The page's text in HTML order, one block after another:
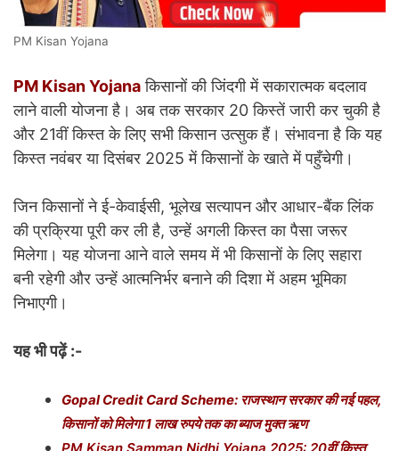
PM Kisan Yojana
PM Kisan Yojanaकिसानों की जिंदगी में सकारात्मक बदलाव
लाने वाली योजना है। अब तक सरकार 20 किस्तें जारी कर चुकी है
और 21वीं किस्त के लिए सभी किसान उत्सुक हैं। संभावना है कि यह
किस्त नवंबर या दिसंबर 2025 में किसानों के खाते में पहुँचेगी।
जिन किसानों ने ई-केवाईसी, भूलेख सत्यापन और आधार-बैंक लिंक
की प्रक्रिया पूरी कर ली है, उन्हें अगली किस्त का पैसा जरूर
मिलेगा। यह योजना आने वाले समय में भी किसानों के लिए सहारा
बनी रहेगी और उन्हें आत्मनिर्भर बनाने की दिशा में अहम भूमिका
निभाएगी।
यह भी पढ़ें :-
Gopal Credit Card Scheme: राजस्थान सरकार की नई पहल,
किसानों को मिलेगा 1 लाख रुपये तक का ब्याज मुक्त ऋण